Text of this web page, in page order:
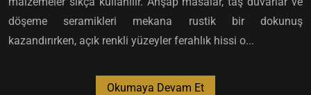
döşeme seramikleri mekana rustik bir dokunuş
kazandırırken, açık renkli yüzeyler ferahlık hissi o...
Okumaya Devam Et